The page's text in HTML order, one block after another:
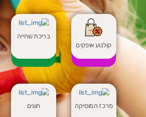
קולנוע אופקים
בריכת שחייה
מרכז המוסיקה חוגים